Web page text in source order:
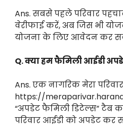
Ans. सबसे पहले परिवार
वेरीफाई करें, अब जिस भी
योजना के लिए आवेदन कर
Q. क्या हम फैमिली आईडी
Ans. एक नागरिक मेरा परिवार
https://
“अपडेट फैमिली डिटेल्स” टैब
परिवार आईडी को अपडेट कर